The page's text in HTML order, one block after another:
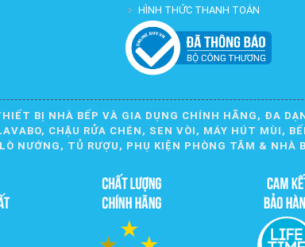
HÌNH THỨC THANH TOÁN
BỊ NHÀ BẾP VÀ GIA DỤNG CHÍNH HÃNG, ĐA
CHẬU RỬA CHÉN, SEN VÒI, MÁY HÚT MÙI,
NƯỚNG, TỦ RƯỢU, PHỤ KIỆN PHÒNG TẮM & NHÀ